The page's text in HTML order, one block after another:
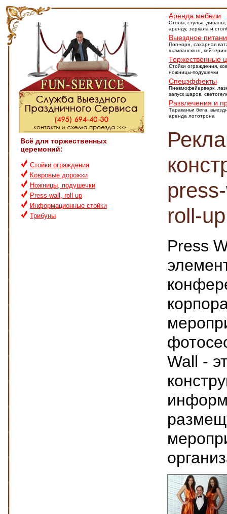
Всё для торжественных
церемоний:
Стойки ограждения
Ковровые дорожки
Ножницы, подушечки
Press-wall, roll up
Информационные стойки
Трибуны
Аренда мебели
Столы, стулья,
аренду, зеркала и
Выездное
Поп-корн, сахарная
шампанского,
Торжественные
Стойки ограждения,
ножницы-подушечки
Спецэффекты
Пневмофейерверк,
запуск шаров,
Развлечения и
Тараканьи бега,
аренда лототрона
roll-up
Press
Wall -